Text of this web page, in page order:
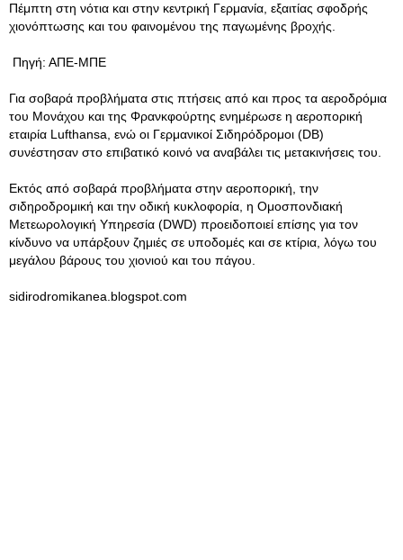
Πέμπτη στη νότια και στην κεντρική Γερμανία, εξαιτίας σφοδρής
χιονόπτωσης και του φαινομένου της παγωμένης βροχής.
Πηγή: ΑΠΕ-ΜΠΕ
Για σοβαρά προβλήματα στις πτήσεις από και προς τα αεροδρόμια
του Μονάχου και της Φρανκφούρτης ενημέρωσε η αεροπορική
εταιρία Lufthansa, ενώ οι Γερμανικοί Σιδηρόδρομοι (DB)
συνέστησαν στο επιβατικό κοινό να αναβάλει τις μετακινήσεις του.
Εκτός από σοβαρά προβλήματα στην αεροπορική, την
σιδηροδρομική και την οδική κυκλοφορία, η Ομοσπονδιακή
Μετεωρολογική Υπηρεσία (DWD) προειδοποιεί επίσης για τον
κίνδυνο να υπάρξουν ζημιές σε υποδομές και σε κτίρια, λόγω του
μεγάλου βάρους του χιονιού και του πάγου.
sidirodromikanea.blogspot.com